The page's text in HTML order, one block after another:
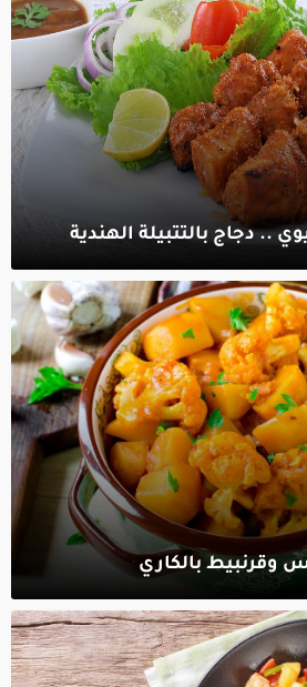
.. دجاج بالتتبيلة الهندية
بالكاري